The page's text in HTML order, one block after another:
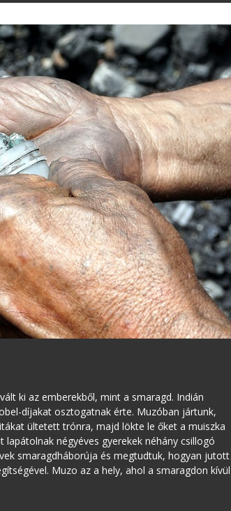
ki az emberekből, mint a smaragd. Indián
díjakat osztogatnak érte. Muzóban jártunk,
ültetett trónra, majd lökte le őket a muiszka
négyéves gyerekek néhány csillogó
smaragdháborúja és megtudtuk, hogyan jutott
Muzo az a hely, ahol a smaragdon kívül